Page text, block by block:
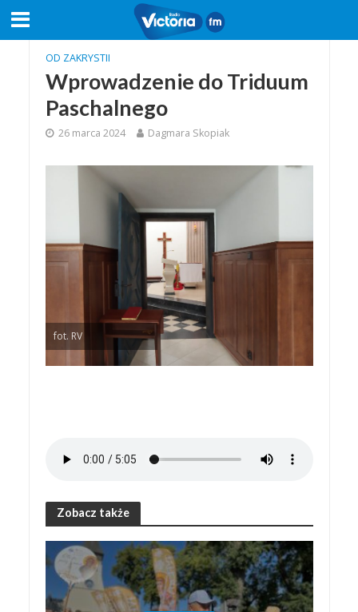
OD ZAKRYSTII
Wprowadzenie do Triduum
Paschalnego
26 marca 2024 Dagmara Skopiak
fot. RV
Zobacz także